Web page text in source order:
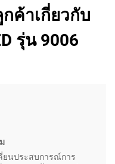
ค้าเกี่ยวกับ
รุ่น 9006
ยนประสบการณ์การ